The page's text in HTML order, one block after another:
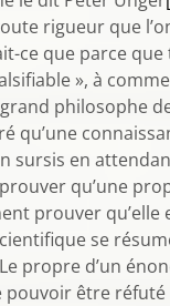
rigueur que
ce que parce
», à
philosophe
qu’une
sursis en
qu’une
prouver qu’elle
se
propre d’un
pouvoir être réfuté